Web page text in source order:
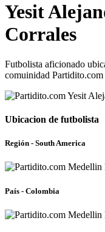
Yesit
Corrales
Futbolista aficionado
comuinidad Partidito.com
Ubicacion de futbolista
Región - South America
País - Colombia